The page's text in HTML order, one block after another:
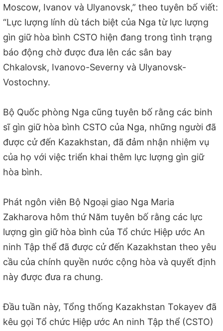
Moscow, Ivanov và Ulyanovsk,” theo tuyên bố viết:
“Lực lượng lính dù tách biệt của Nga từ lực lượng
gìn giữ hòa bình CSTO hiện đang trong tình trạng
báo động chờ được đưa lên các sân bay
Chkalovsk, Ivanovo-Severny và Ulyanovsk-
Vostochny.
Bộ Quốc phòng Nga cũng tuyên bố rằng các binh
sĩ gìn giữ hòa bình CSTO của Nga, những người đã
được cử đến Kazakhstan, đã đảm nhận nhiệm vụ
của họ với việc triển khai thêm lực lượng gìn giữ
hòa bình.
Phát ngôn viên Bộ Ngoại giao Nga Maria
Zakharova hôm thứ Năm tuyên bố rằng các lực
lượng gìn giữ hòa bình của Tổ chức Hiệp ước An
ninh Tập thể đã được cử đến Kazakhstan theo yêu
cầu của chính quyền nước cộng hòa và quyết định
này được đưa ra chung.
Đầu tuần này, Tổng thống Kazakhstan Tokayev đã
kêu gọi Tổ chức Hiệp ước An ninh Tập thể (CSTO)